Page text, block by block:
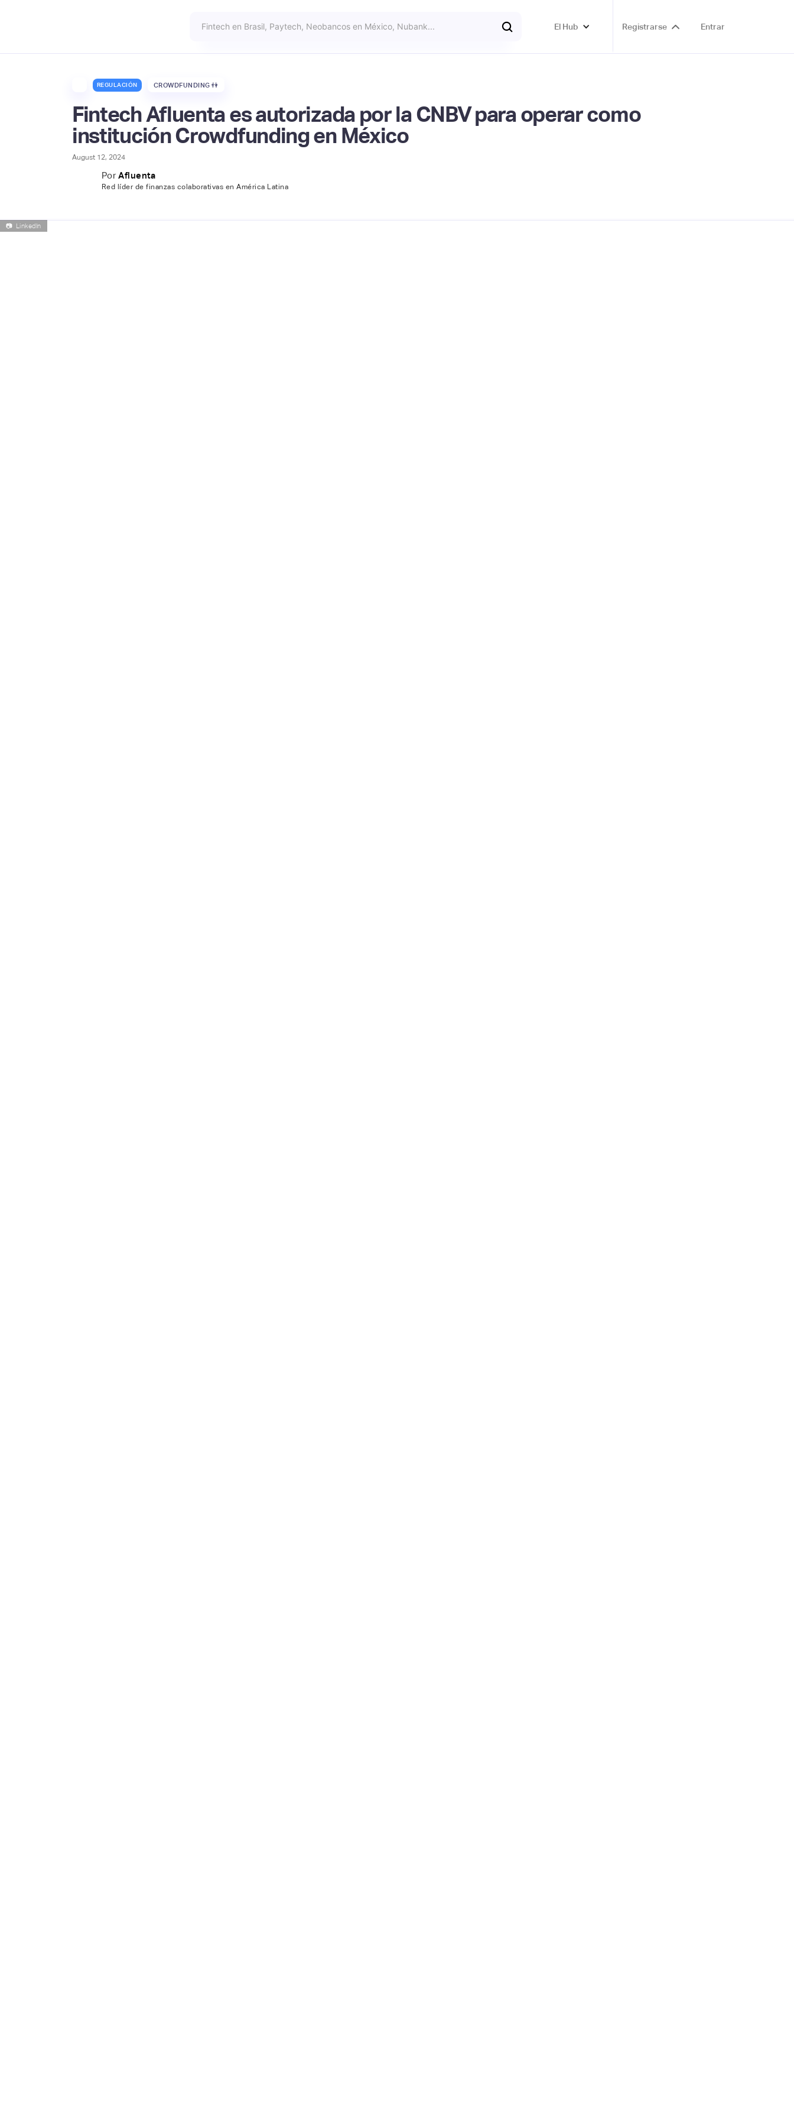
El Hub Registrarse Entrar
REGULACIÓN CROWDFUNDING 👫
Fintech Afluenta es autorizada por la CNBV para operar como
institución Crowdfunding en México
August 12, 2024
Por Afluenta
Red líder de finanzas colaborativas en América Latina
📷 LinkedIn